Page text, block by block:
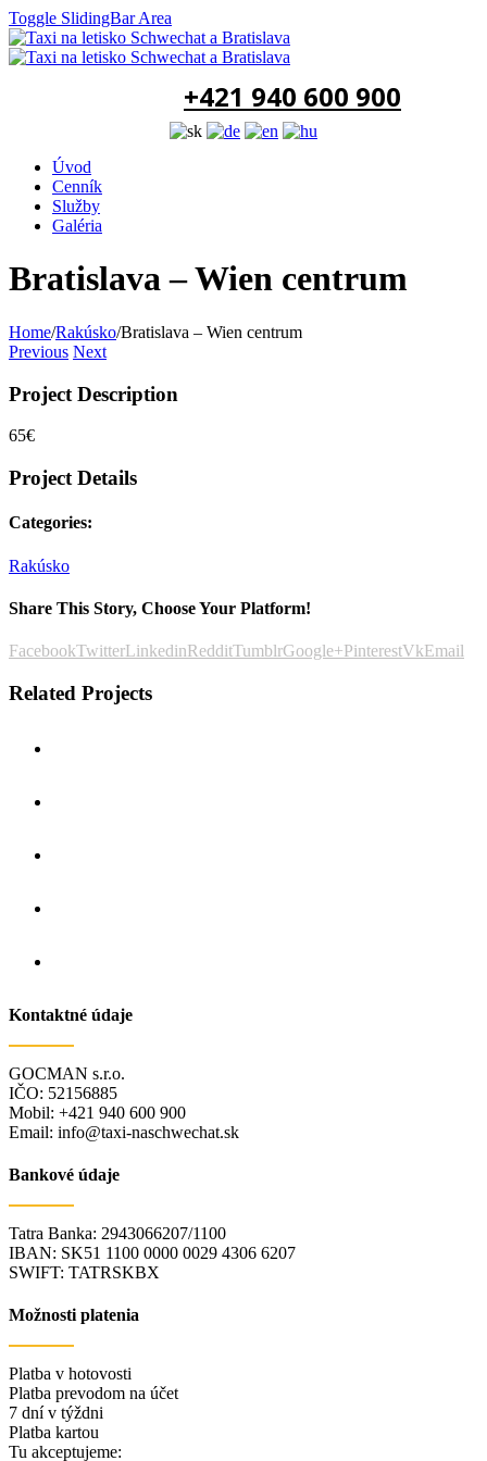
Toggle SlidingBar Area
+421 940 600 900
Úvod
Cenník
Služby
Galéria
Bratislava – Wien centrum
Home/Rakúsko/Bratislava – Wien centrum
Previous Next
Project Description
65€
Project Details
Categories:
Rakúsko
Share This Story, Choose Your Platform!
FacebookTwitterLinkedinRedditTumblrGoogle+PinterestVkEmail
Related Projects
Kontaktné údaje
GOCMAN s.r.o.
IČO: 52156885
Mobil: +421 940 600 900
Email: info@taxi-naschwechat.sk
Bankové údaje
Tatra Banka: 2943066207/1100
IBAN: SK51 1100 0000 0029 4306 6207
SWIFT: TATRSKBX
Možnosti platenia
Platba v hotovosti
Platba prevodom na účet
7 dní v týždni
Platba kartou
Tu akceptujeme: